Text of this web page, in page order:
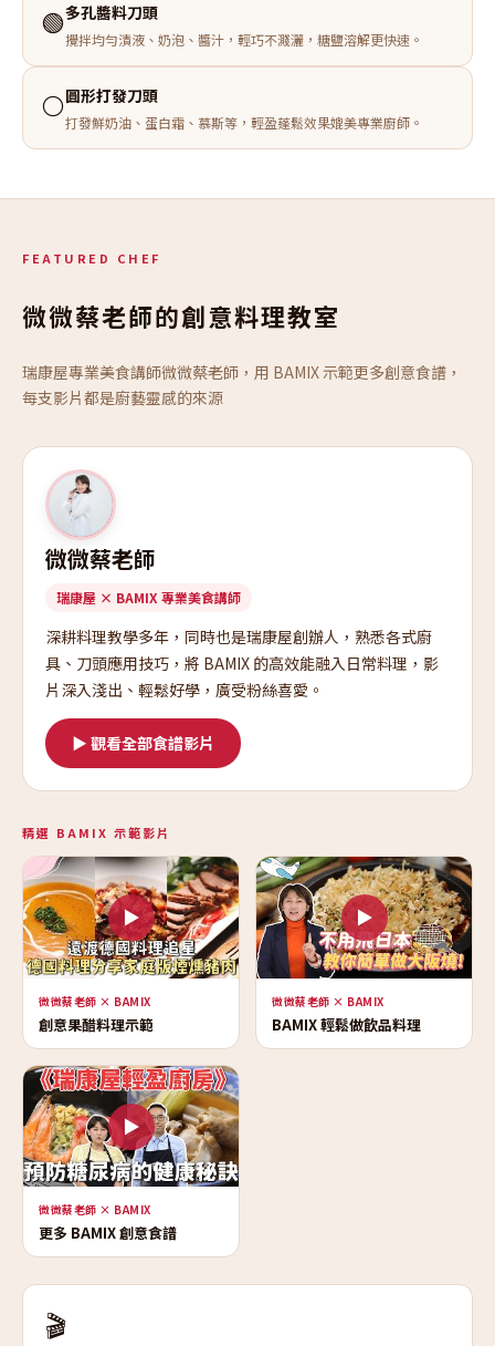
🟢多孔醬料刀頭
攪拌均勻漬液、奶泡、醬汁，輕巧不濺灑，糖鹽溶解更快速。
⚪圓形打發刀頭
打發鮮奶油、蛋白霜、慕斯等，輕盈蓬鬆效果媲美專業廚師。
FEATURED CHEF
微微蔡老師的創意料理教室
瑞康屋專業美食講師微微蔡老師，用 BAMIX 示範更多創意食譜，
每支影片都是廚藝靈感的來源
微微蔡老師
瑞康屋 × BAMIX 專業美食講師
深耕料理教學多年，同時也是瑞康屋創辦人，熟悉各式廚
具、刀頭應用技巧，將 BAMIX 的高效能融入日常料理，影
片深入淺出、輕鬆好學，廣受粉絲喜愛。
▶ 觀看全部食譜影片
精選 BAMIX 示範影片
▶
微微蔡老師 × BAMIX
創意果醋料理示範
▶
微微蔡老師 × BAMIX
BAMIX 輕鬆做飲品料理
▶
微微蔡老師 × BAMIX
更多 BAMIX 創意食譜
🎬